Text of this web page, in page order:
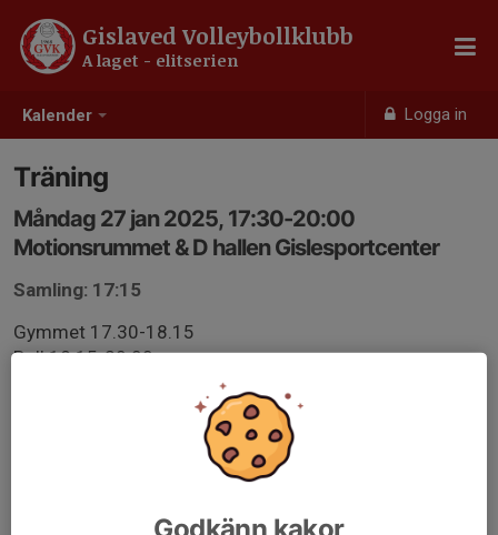
Kalender Logga in
Gislaved Volleybollklubb
A laget - elitserien
Träning
Måndag 27 jan 2025, 17:30-20:00
Motionsrummet & D hallen Gislesportcenter
Samling: 17:15
Gymmet 17.30-18.15
Boll 18.15-20.00
Godkänn kakor